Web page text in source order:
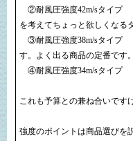
②耐風圧強度42m/sタイプ
を考えてちょっと欲しくなる
③耐風圧強度38m/sタイプ
す。よく出る商品の定番です。
④耐風圧強度34m/sタイプ
これも予算との兼ね合いです
強度のポイントは商品選びを